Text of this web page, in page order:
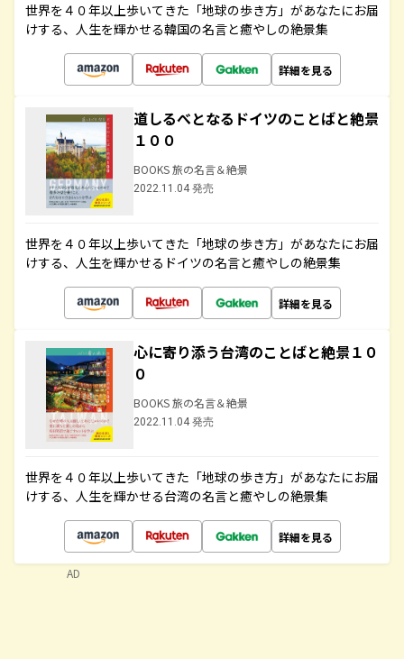
世界を４０年以上歩いてきた「地球の歩き方」があなたにお届
けする、人生を輝かせる韓国の名言と癒やしの絶景集
詳細を見る
道しるべとなるドイツのことばと絶景
１００
BOOKS 旅の名言＆絶景
2022.11.04 発売
世界を４０年以上歩いてきた「地球の歩き方」があなたにお届
けする、人生を輝かせるドイツの名言と癒やしの絶景集
詳細を見る
心に寄り添う台湾のことばと絶景１０
０
BOOKS 旅の名言＆絶景
2022.11.04 発売
世界を４０年以上歩いてきた「地球の歩き方」があなたにお届
けする、人生を輝かせる台湾の名言と癒やしの絶景集
詳細を見る
AD